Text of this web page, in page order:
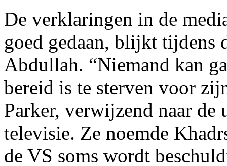
De verklaringen in de
goed gedaan, blijkt tijdens
Abdullah. “Niemand kan
bereid is te sterven voor
Parker, verwijzend naar
televisie. Ze noemde
de VS soms wordt